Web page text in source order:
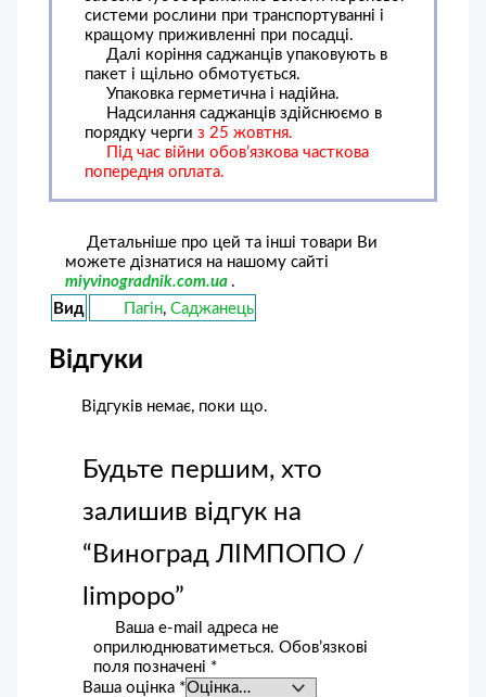
системи рослини при транспортуванні і
кращому приживленні при посадці.
Далі коріння саджанців упаковують в
пакет і щільно обмотується.
Упаковка герметична і надійна.
Надсилання саджанців здійснюємо в
порядку черги з 25 жовтня.
Під час війни обов’язкова часткова
попередня оплата.
Детальніше про цей та інші товари Ви
можете дізнатися на нашому сайті
miyvinogradnik.com.ua .
Вид
Пагін,Саджанець
Відгуки
Відгуків немає, поки що.
Будьте першим, хто
залишив відгук на
“Виноград ЛІМПОПО /
limpopo”
Ваша e-mail адреса не
оприлюднюватиметься. Обов’язкові
поля позначені *
Ваша оцінка *